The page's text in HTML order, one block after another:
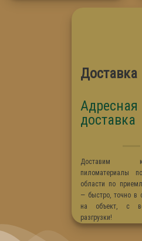
Доставка
Адресная
доставка
Доставим
пиломатериалы
области по
— быстро, точно в
на объект, с
разгрузки!